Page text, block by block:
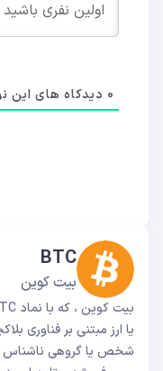
0 دیدکاه های این
BTC
بیت کوین
شخص یا گروهی ناشناس